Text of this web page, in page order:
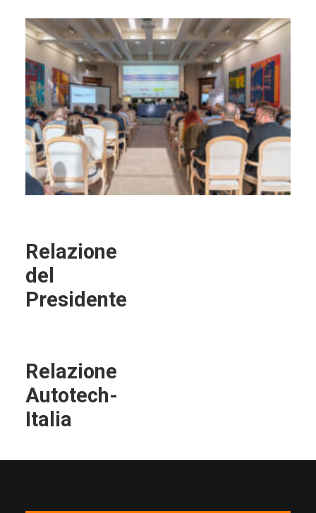
Relazione
del
Presidente
Relazione
Autotech-
Italia